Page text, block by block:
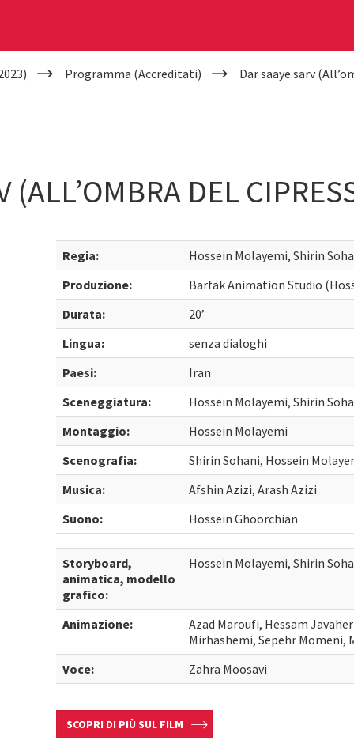
Programma (Accreditati) Dar saaye sarv
(ALL’OMBRA DEL
Regia:
Hossein Molayemi, Shirin
Produzione:
Barfak Animation Studio
Durata:
20’
Lingua:
senza dialoghi
Paesi:
Iran
Sceneggiatura:
Hossein Molayemi, Shirin
Montaggio:
Hossein Molayemi
Scenografia:
Shirin Sohani, Hossein
Musica:
Afshin Azizi, Arash Azizi
Suono:
Hossein Ghoorchian
Storyboard,
animatica, modello
grafico:
Hossein Molayemi, Shirin
Animazione:
Azad Maroufi, Hessam
Mirhashemi, Sepehr Momeni,
Voce:
Zahra Moosavi
SCOPRI DI PIÙ SUL FILM